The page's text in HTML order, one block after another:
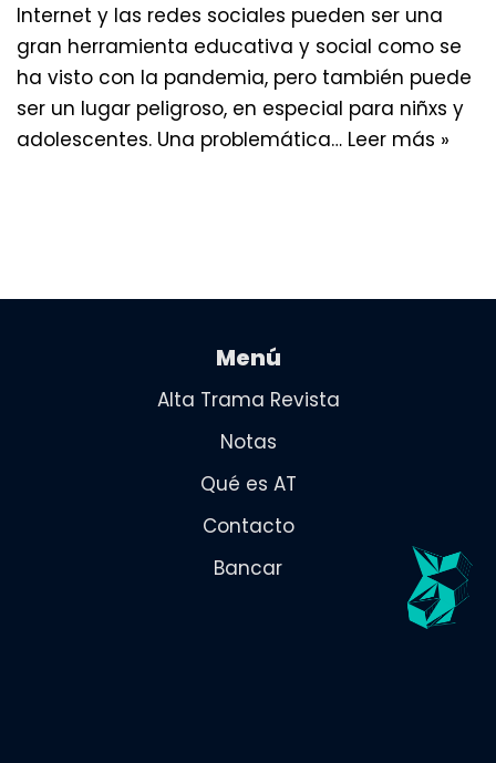
Internet y las redes sociales pueden ser una
gran herramienta educativa y social como se
ha visto con la pandemia, pero también puede
ser un lugar peligroso, en especial para niñxs y
adolescentes. Una problemática… Leer más »
Menú
Alta Trama Revista
Notas
Qué es AT
Contacto
Bancar